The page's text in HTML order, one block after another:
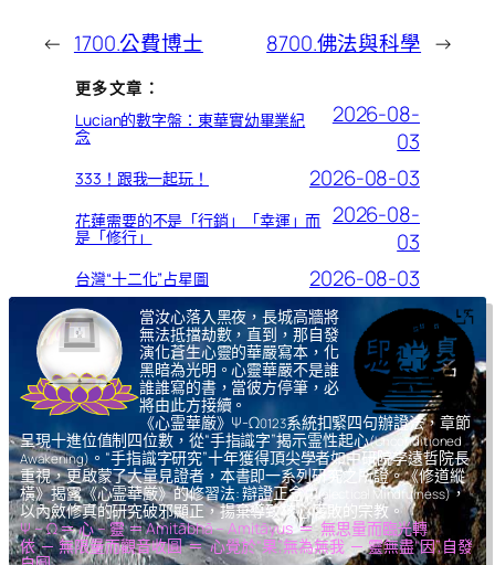
← 1700.公費博士 8700.佛法與科學 →
更多文章：
Lucian的數字盤：東華實幼畢業紀
念
2026-08-
03
333！跟我一起玩！ 2026-08-03
花蓮需要的不是「行銷」「幸運」而
是「修行」
2026-08-
03
台灣“十二化”占星圖 2026-08-03
當汝心落入黑夜，長城高牆將
無法抵擋劫數，直到，那自發
演化蒼生心靈的華嚴寫本，化
黑暗為光明。心靈華嚴不是誰
誰誰寫的書，當彼方停筆，必
將由此方接續。
《心霊華厳》Ψ-Ω0123系統扣緊四句辦證法，章節
呈現十進位值制四位數，從“手指識字”揭示霊性起心(Unconditioned
Awakening) 。“手指識字研究”十年獲得頂尖學者如中研院李遠哲院長
重視，更啟蒙了大量見證者，本書即一系列研究之所證。《修道縱
橫》揭露《心霊華厳》的修習法: 辯證正念(Dialectical Mindfulness)，
以內斂修真的研究破邪顯正，揚棄導致核心腐敗的宗教。
Ψ – Ω ＝ 心 – 靈 ＝ Amitābhā – Amitāyus ＝ 無思量而臨光轉
依 ─ 無限量而觀音收圓 ＝ 心覺於“果”,無為無我 ─ 靈無盡“因”,自發